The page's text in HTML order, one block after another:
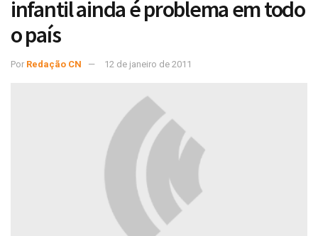
infantil ainda é problema em todo
o país
Por Redação CN 12 de janeiro de 2011